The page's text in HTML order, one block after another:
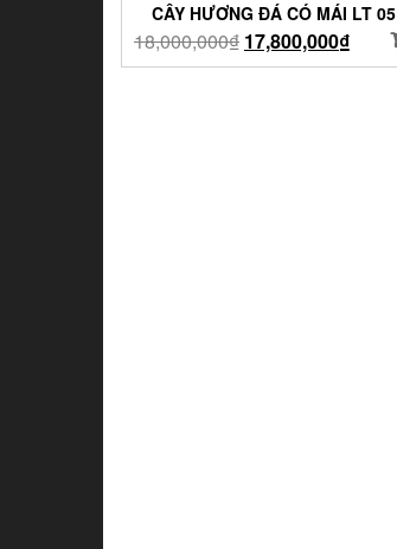
CÂY HƯƠNG ĐÁ CÓ MÁI LT 05
18,000,000₫ 17,800,000₫